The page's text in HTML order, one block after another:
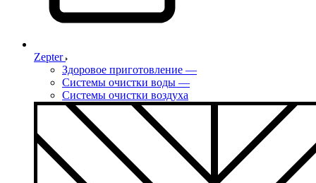
Zepter
Здоровое приготовление —
Системы очистки воды —
Системы очистки воздуха